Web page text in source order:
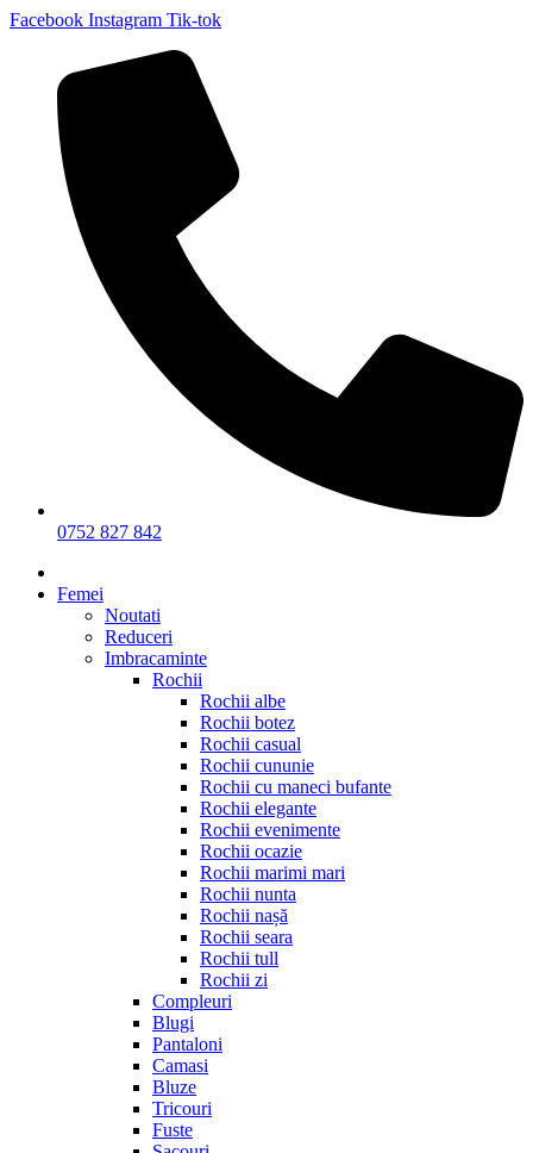
Facebook Instagram Tik-tok
0752 827 842
Femei
Noutati
Reduceri
Imbracaminte
Rochii
Rochii albe
Rochii botez
Rochii casual
Rochii cununie
Rochii cu maneci bufante
Rochii elegante
Rochii evenimente
Rochii ocazie
Rochii marimi mari
Rochii nunta
Rochii nașă
Rochii seara
Rochii tull
Rochii zi
Compleuri
Blugi
Pantaloni
Camasi
Bluze
Tricouri
Fuste